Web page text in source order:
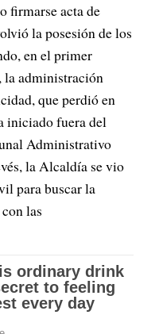
firmarse acta de
la posesión de los
en el primer
la administración
que perdió en
iniciado fuera del
Administrativo
la Alcaldía se vio
para buscar la
las